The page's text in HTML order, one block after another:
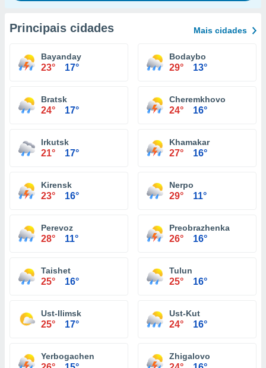
Principais cidades Mais cidades
Bayanday
23° 17°
Bodaybo
29° 13°
Bratsk
24° 17°
Cheremkhovo
24° 16°
Irkutsk
21° 17°
Khamakar
27° 16°
Kirensk
23° 16°
Nerpo
29° 11°
Perevoz
28° 11°
Preobrazhenka
26° 16°
Taishet
25° 16°
Tulun
25° 16°
Ust-Ilimsk
25° 17°
Ust-Kut
24° 16°
Yerbogachen Zhigalovo